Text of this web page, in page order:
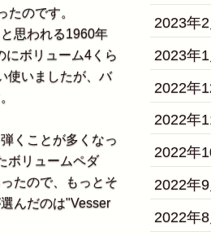
のです。
思われる1960年
にボリューム4くら
使いましたが、バ
くことが多くなっ
ボリュームペダ
たので、もっとそ
んだのは"Vesser
2023年2
2023年1
2022年
2022年
2022年
2022年9
2022年8